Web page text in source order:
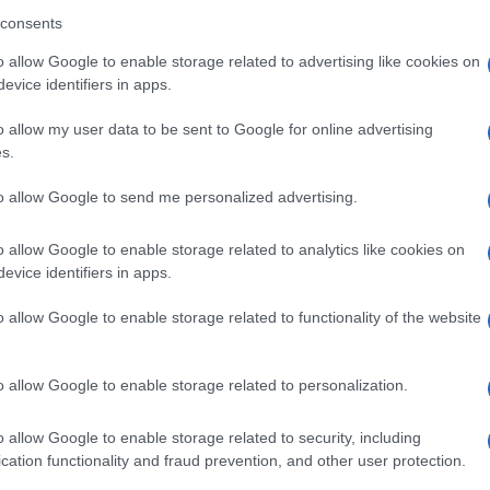
allow Google to enable storage related to advertising like cookies on
identifiers in apps.
allow my user data to be sent to Google for online advertising
allow Google to send me personalized advertising.
allow Google to enable storage related to analytics like cookies on
identifiers in apps.
allow Google to enable storage related to functionality of the website
allow Google to enable storage related to personalization.
allow Google to enable storage related to security, including
functionality and fraud prevention, and other user protection.
l’invito agli amanti della lettura per
cultura.
ore 17.00, la protagonista dell’incontro
Margaret Atwood
contemporanea.
sui temi della libertà, del controllo e
accogliente e informale,
– da una buona tazza di tè.